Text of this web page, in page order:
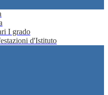
I grado
d'Istituto